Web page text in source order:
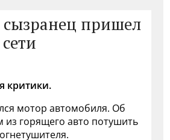
пришел
критики.
мотор автомобиля. Об
горящего авто потушить